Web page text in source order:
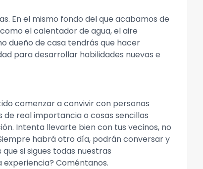
En el mismo fondo del que acabamos de
el calentador de agua, el aire
dueño de casa tendrás que hacer
para desarrollar habilidades nuevas e
comenzar a convivir con personas
de real importancia o cosas sencillas
Intenta llevarte bien con tus vecinos, no
habrá otro día, podrán conversar y
si sigues todas nuestras
Coméntanos.